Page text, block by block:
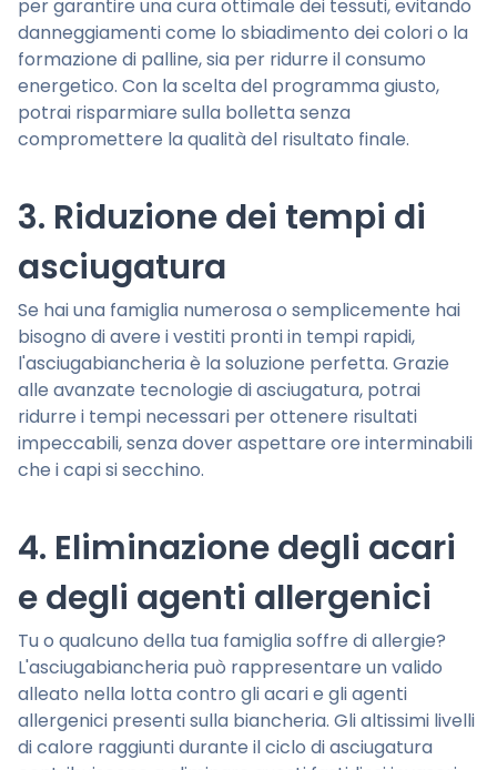
per garantire una cura ottimale dei tessuti, evitando
danneggiamenti come lo sbiadimento dei colori o la
formazione di palline, sia per ridurre il consumo
energetico. Con la scelta del programma giusto,
potrai risparmiare sulla bolletta senza
compromettere la qualità del risultato finale.
3. Riduzione dei tempi di
asciugatura
Se hai una famiglia numerosa o semplicemente hai
bisogno di avere i vestiti pronti in tempi rapidi,
l'asciugabiancheria è la soluzione perfetta. Grazie
alle avanzate tecnologie di asciugatura, potrai
ridurre i tempi necessari per ottenere risultati
impeccabili, senza dover aspettare ore interminabili
che i capi si secchino.
4. Eliminazione degli acari
e degli agenti allergenici
Tu o qualcuno della tua famiglia soffre di allergie?
L'asciugabiancheria può rappresentare un valido
alleato nella lotta contro gli acari e gli agenti
allergenici presenti sulla biancheria. Gli altissimi livelli
di calore raggiunti durante il ciclo di asciugatura